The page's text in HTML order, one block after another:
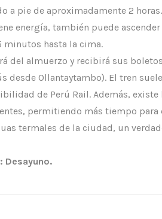
a pie de aproximadamente 2
energía, también puede
minutos hasta la cima.
del almuerzo y recibirá sus
desde Ollantaytambo). El tren
de Perú Rail. Además,
permitiendo más tiempo
termales de la ciudad, un
Desayuno.